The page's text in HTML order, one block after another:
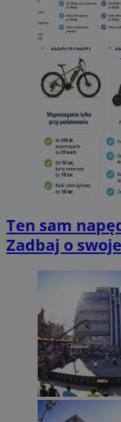
Ten sam
Zadbaj o